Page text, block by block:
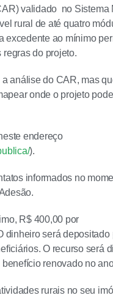
validado no Sistema
rural de até quatro
excedente ao mínimo
regras do projeto.
análise do CAR, mas
onde o projeto
endereço
).
informados no
R$ 400,00 por
dinheiro será
O recurso será
renovado no
rurais no seu